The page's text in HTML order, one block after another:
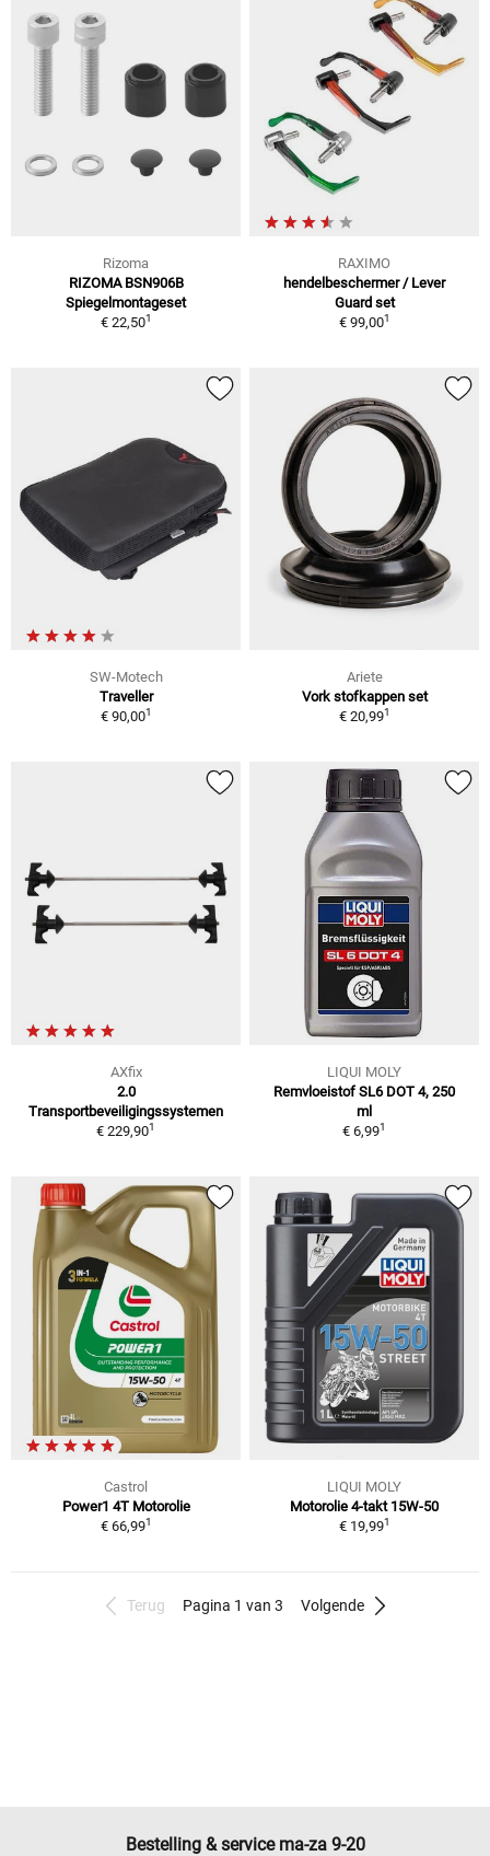
Rizoma
RIZOMA BSN906B
Spiegelmontageset
€ 22,501
RAXIMO
hendelbeschermer / Lever
Guard set
€ 99,001
SW-Motech
Traveller
€ 90,001
Ariete
Vork stofkappen set
€ 20,991
AXfix
2.0
Transportbeveiligingssystemen
€ 229,901
LIQUI MOLY
Remvloeistof SL6 DOT 4, 250
ml
€ 6,991
Castrol
Power1 4T Motorolie
€ 66,991
LIQUI MOLY
Motorolie 4-takt 15W-50
€ 19,991
Terug Pagina 1 van 3 Volgende
Bestelling & service ma-za 9-20